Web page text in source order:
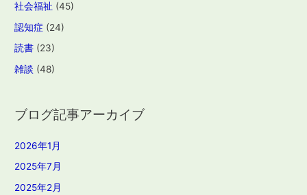
社会福祉 (45)
認知症 (24)
読書 (23)
雑談 (48)
ブログ記事アーカイブ
2026年1月
2025年7月
2025年2月